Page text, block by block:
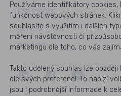
Používáme identifikátory
funkčnost webových stránek.
souhlasíte s využitím i dalších
měření návštěvnosti či
marketingu dle toho, co vás
Takto udělený souhlas lze
dle svých preferencí. To nabízí
jsou i podrobnější informace k
Pro média
Kariéra
Kontakty
© 2026 All rights reserved